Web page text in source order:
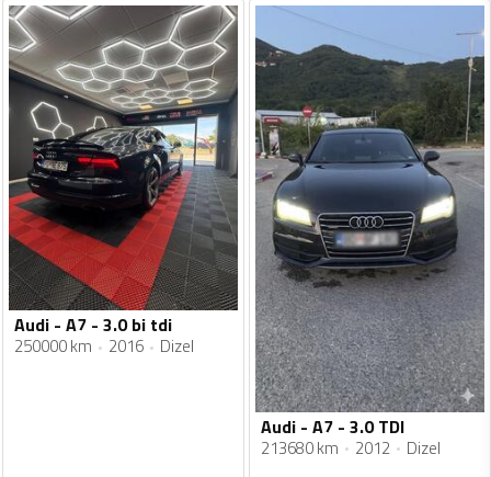
Audi - A7 - 3.0 bi tdi
250000 km 2016 Dizel
Audi - A7 - 3.0 TDI
213680 km 2012 Dizel